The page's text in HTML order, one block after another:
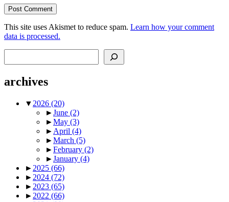
This site uses Akismet to reduce spam. Learn how your comment
data is processed.
archives
▼ 2026 (20)
►June (2)
►May (3)
► April (4)
►March (5)
►February (2)
►January (4)
► 2025 (66)
► 2024 (72)
► 2023 (65)
► 2022 (66)